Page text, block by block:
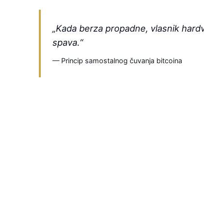
„Kada berza propadne, vlasnik
spava.“
— Princip samostalnog čuvanja bitcoina